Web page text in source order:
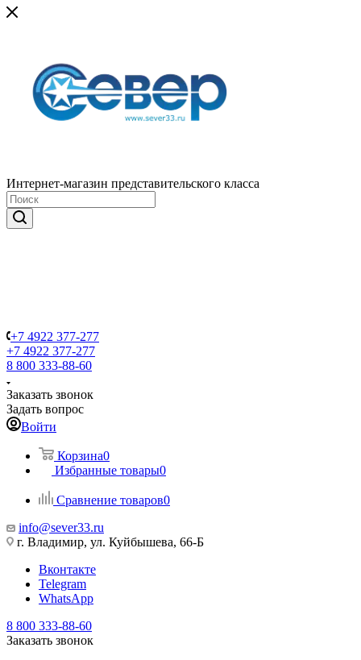
Интернет-магазин представительского класса
+7 4922 377-277
+7 4922 377-277
8 800 333-88-60
Заказать звонок
Задать вопрос
Войти
Корзина0
Избранные товары0
Сравнение товаров0
info@sever33.ru
г. Владимир, ул. Куйбышева, 66-Б
Вконтакте
Telegram
WhatsApp
8 800 333-88-60
Заказать звонок